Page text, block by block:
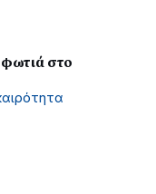
στο